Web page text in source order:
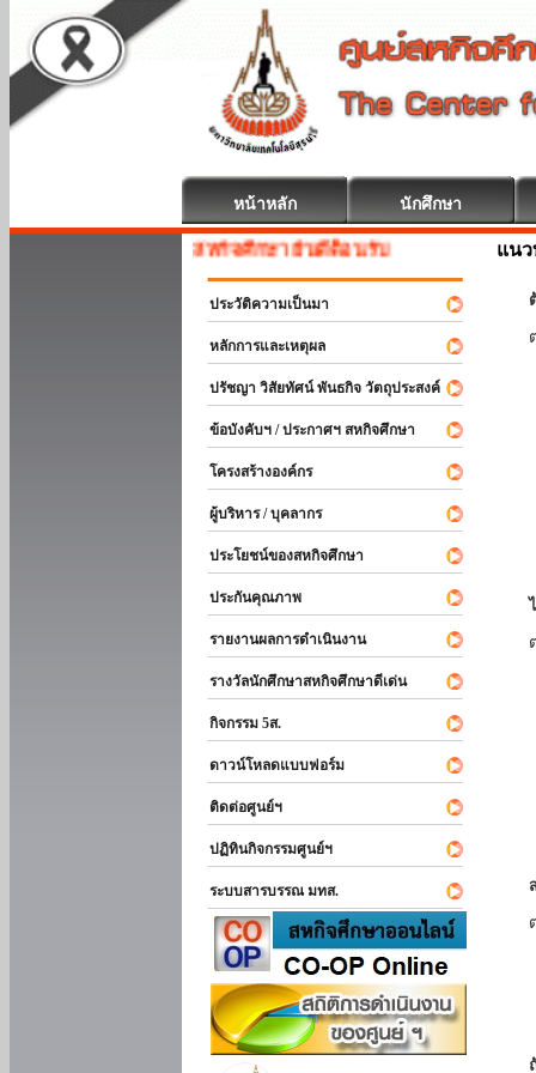
หน้าหลัก นักศึกษา
สหกิจศึกษา ยินดีต้อนรับ
ประวัติความเป็นมา
หลักการและเหตุผล
ปรัชญา วิสัยทัศน์ พันธกิจ วัตถุประสงค์
ข้อบังคับฯ / ประกาศฯ สหกิจศึกษา
โครงสร้างองค์กร
ผู้บริหาร / บุคลากร
ประโยชน์ของสหกิจศึกษา
ประกันคุณภาพ
รายงานผลการดำเนินงาน
รางวัลนักศึกษาสหกิจศึกษาดีเด่น
กิจกรรม 5ส.
ดาวน์โหลดแบบฟอร์ม
ติดต่อศูนย์ฯ
ปฏิทินกิจกรรมศูนย์ฯ
ระบบสารบรรณ มทส.
แน